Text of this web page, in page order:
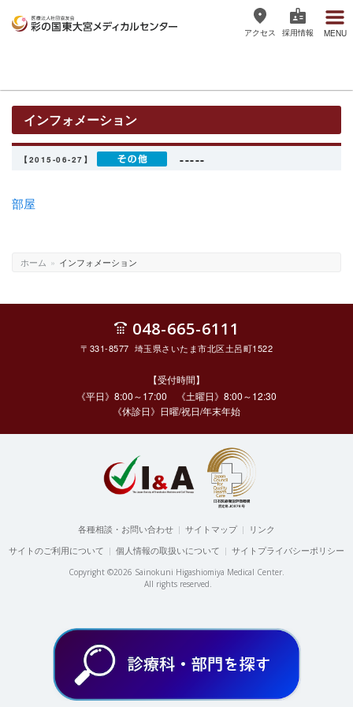
メディカルセンター
アクセス 採用情報 MENU
インフォメーション
【2015-06-27】 -----
部屋
ホーム » インフォメーション
048-665-6111
〒331-8577 埼玉県さいたま市北区土呂町1522
【受付時間】
《平日》8:00～17:00 《土曜日》8:00～12:30
《休診日》日曜/祝日/年末年始
各種相談・お問い合わせ | サイトマップ| リンク
サイトのご利用について | 個人情報の取扱いについて | サイトプライバシーポリシー
Copyright ©2026 Sainokuni Higashiomiya Medical Center.
All rights reserved.